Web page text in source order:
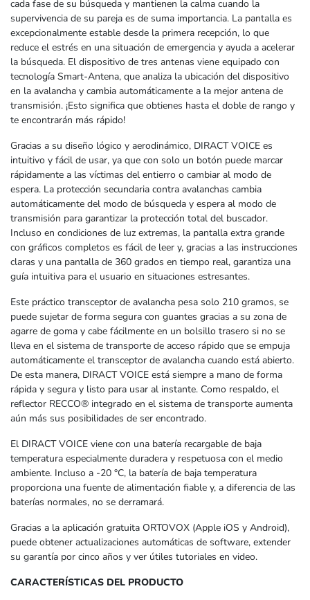
cada fase de su búsqueda y mantienen la calma cuando la
supervivencia de su pareja es de suma importancia. La pantalla es
excepcionalmente estable desde la primera recepción, lo que
reduce el estrés en una situación de emergencia y ayuda a acelerar
la búsqueda. El dispositivo de tres antenas viene equipado con
tecnología Smart-Antena, que analiza la ubicación del dispositivo
en la avalancha y cambia automáticamente a la mejor antena de
transmisión. ¡Esto significa que obtienes hasta el doble de rango y
te encontrarán más rápido!
Gracias a su diseño lógico y aerodinámico, DIRACT VOICE es
intuitivo y fácil de usar, ya que con solo un botón puede marcar
rápidamente a las víctimas del entierro o cambiar al modo de
espera. La protección secundaria contra avalanchas cambia
automáticamente del modo de búsqueda y espera al modo de
transmisión para garantizar la protección total del buscador.
Incluso en condiciones de luz extremas, la pantalla extra grande
con gráficos completos es fácil de leer y, gracias a las instrucciones
claras y una pantalla de 360 ​​grados en tiempo real, garantiza una
guía intuitiva para el usuario en situaciones estresantes.
Este práctico transceptor de avalancha pesa solo 210 gramos, se
puede sujetar de forma segura con guantes gracias a su zona de
agarre de goma y cabe fácilmente en un bolsillo trasero si no se
lleva en el sistema de transporte de acceso rápido que se empuja
automáticamente el transceptor de avalancha cuando está abierto.
De esta manera, DIRACT VOICE está siempre a mano de forma
rápida y segura y listo para usar al instante. Como respaldo, el
reflector RECCO® integrado en el sistema de transporte aumenta
aún más sus posibilidades de ser encontrado.
El DIRACT VOICE viene con una batería recargable de baja
temperatura especialmente duradera y respetuosa con el medio
ambiente. Incluso a -20 °C, la batería de baja temperatura
proporciona una fuente de alimentación fiable y, a diferencia de las
baterías normales, no se derramará.
Gracias a la aplicación gratuita ORTOVOX (Apple iOS y Android),
puede obtener actualizaciones automáticas de software, extender
su garantía por cinco años y ver útiles tutoriales en video.
CARACTERÍSTICAS DEL PRODUCTO